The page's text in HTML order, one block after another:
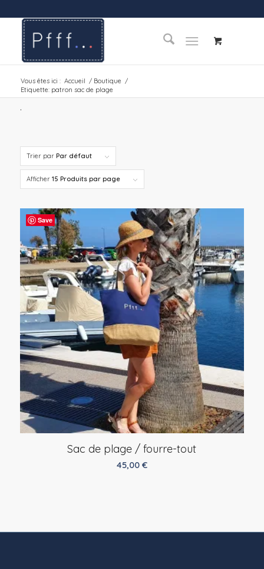
Vous êtes ici : Accueil / Boutique /
Etiquette: patron sac de plage
.
Trier par Par défaut
Afficher 15 Produits par page
Save
Sac de plage / fourre-tout
45,00 €